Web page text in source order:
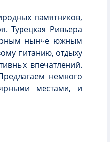
памятников,
Турецкая Ривьера
нынче южным
питанию, отдыху
впечатлений.
немного
местами, и